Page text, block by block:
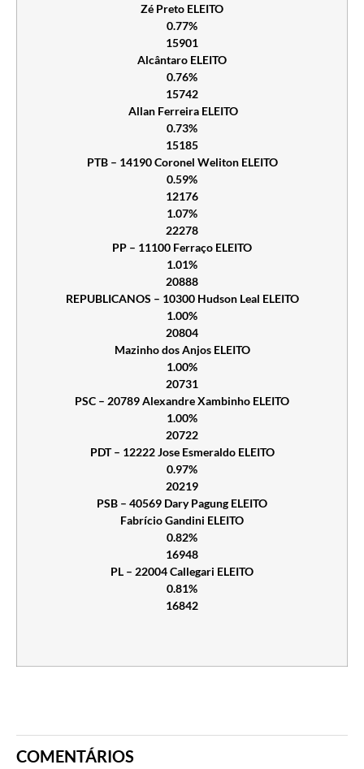
Zé Preto ELEITO
0.77%
15901
Alcântaro ELEITO
0.76%
15742
Allan Ferreira ELEITO
0.73%
15185
PTB – 14190 Coronel Weliton ELEITO
0.59%
12176
1.07%
22278
PP – 11100 Ferraço ELEITO
1.01%
20888
REPUBLICANOS – 10300 Hudson Leal ELEITO
1.00%
20804
Mazinho dos Anjos ELEITO
1.00%
20731
PSC – 20789 Alexandre Xambinho ELEITO
1.00%
20722
PDT – 12222 Jose Esmeraldo ELEITO
0.97%
20219
PSB – 40569 Dary Pagung ELEITO
Fabrício Gandini ELEITO
0.82%
16948
PL – 22004 Callegari ELEITO
0.81%
16842
COMENTÁRIOS